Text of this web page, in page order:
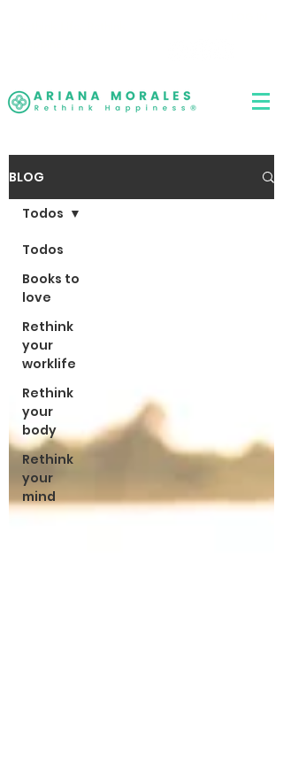
BLOG
Todos
Books to
love
Rethink
your
worklife
Rethink
your
body
Rethink
your
mind
Todos